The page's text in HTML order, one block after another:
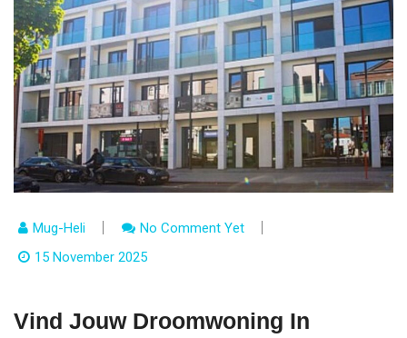
Mug-Heli
No Comment Yet
15 November 2025
Vind Jouw Droomwoning In